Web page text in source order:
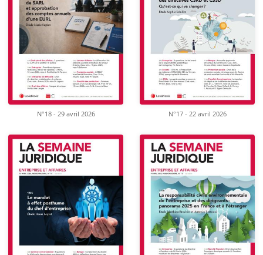
N°18 - 29 avril 2026 N°17 - 22 avril 2026